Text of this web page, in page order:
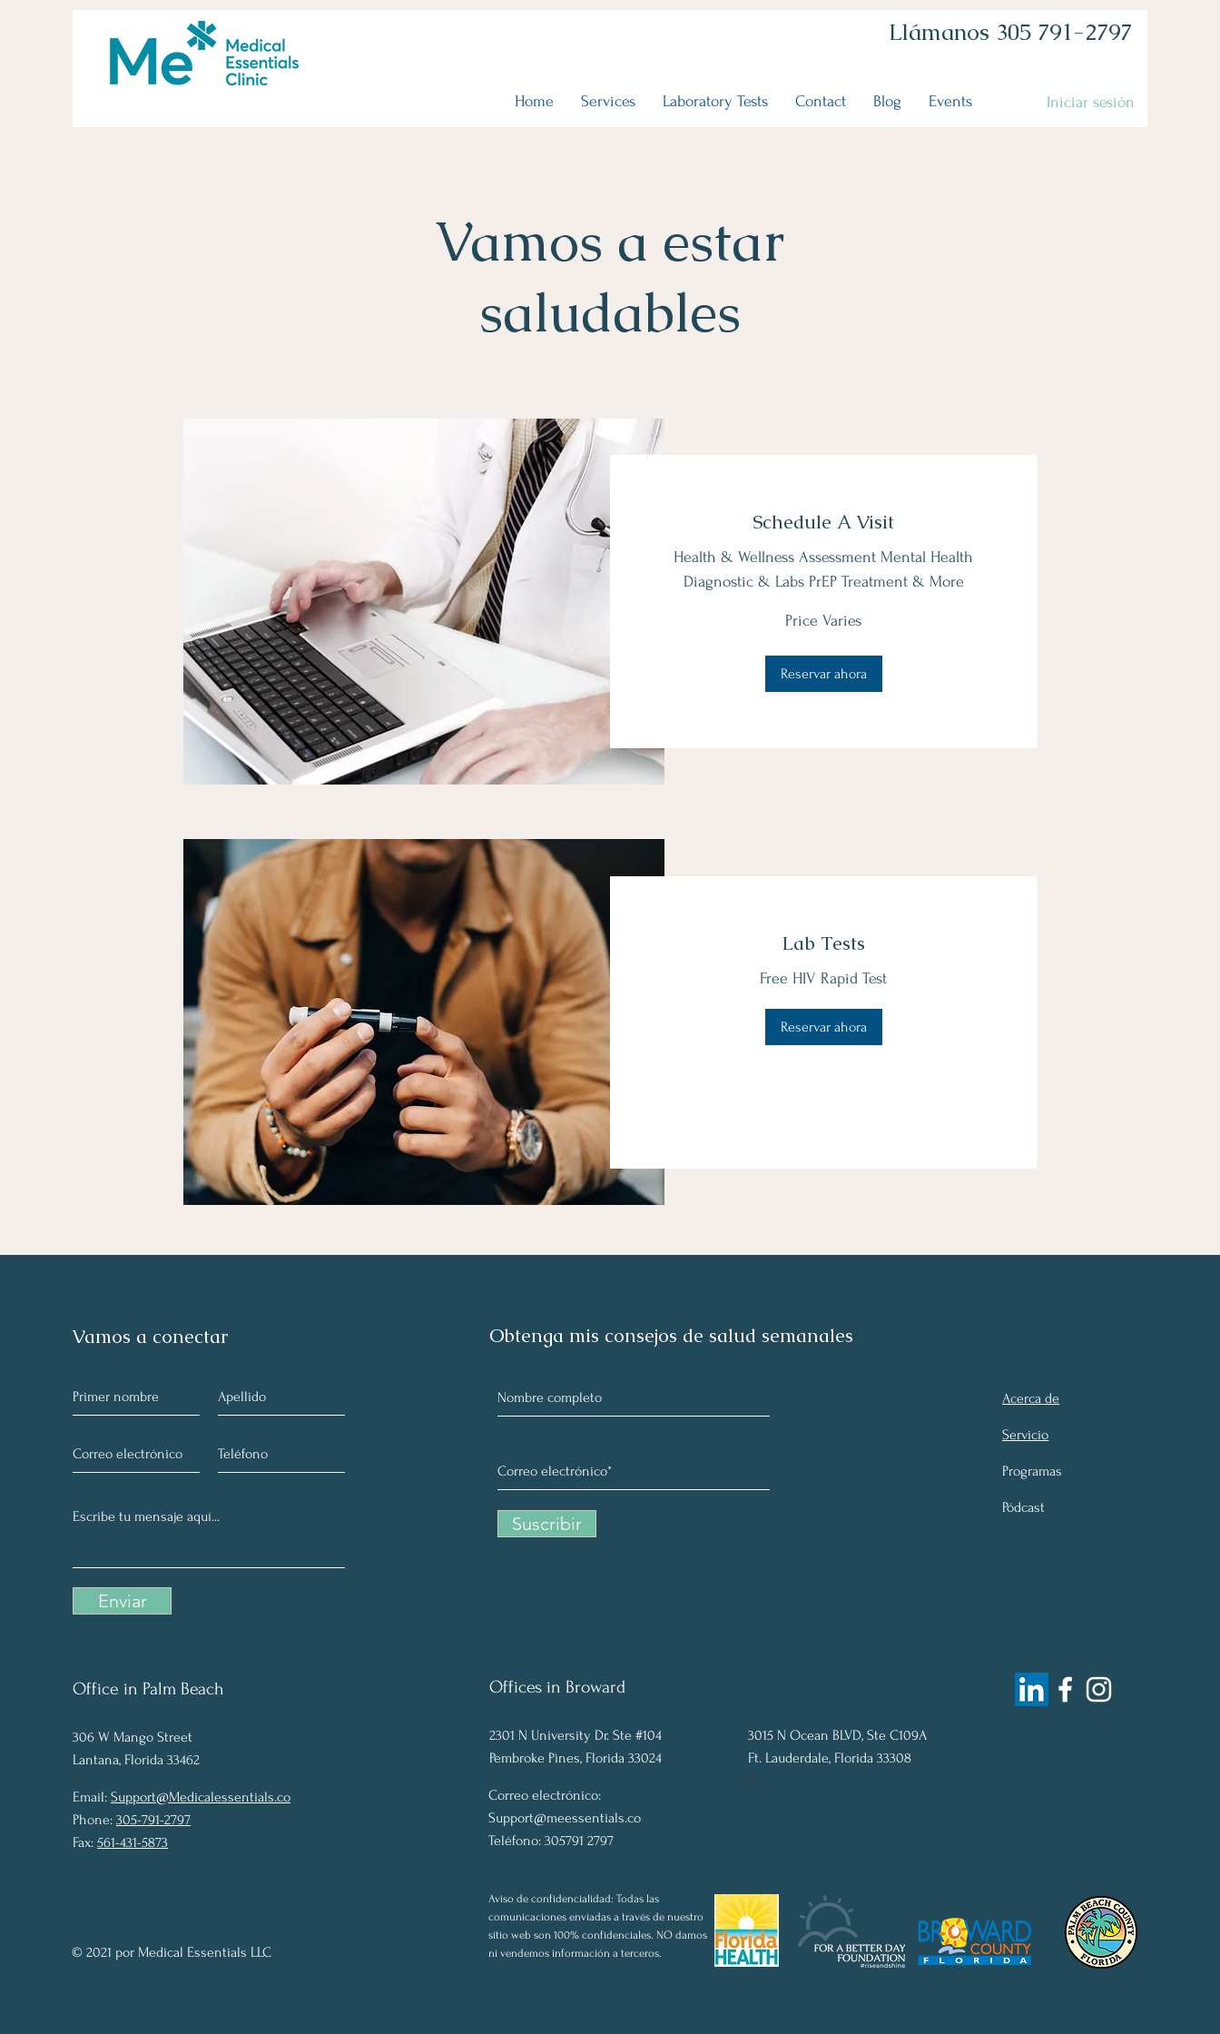
Llámanos 305 791-2797
Home Services Laboratory Tests Contact Blog Events Iniciar sesión
Vamos a estar
saludables
Schedule A Visit
Health & Wellness Assessment Mental Health
Diagnostic & Labs PrEP Treatment & More
Price Varies
Reservar ahora
Lab Tests
Free HIV Rapid Test
Reservar ahora
Vamos a conectar
Enviar
Office in Palm Beach
306 W Mango Street
Lantana, Florida 33462
P
Email: Support@Medicalessentials.co
Phone: 305-791-2797
Fax: 561-431-5873
© 2021 por Medical Essentials LLC
Obtenga mis consejos de salud semanales
Suscribir
Offices in Broward
2301 N University Dr. Ste #104
Pembroke Pines, Florida 33024
P
Correo electrónico:
Support@meessentials.co
Teléfono: 305791 2797
Aviso de confidencialidad: Todas las
comunicaciones enviadas a través de nuestro
sitio web son 100% confidenciales. NO damos
ni vendemos información a terceros.
Acerca de
Servicio
Programas
Pódcast
3015 N Ocean BLVD, Ste C109A
Ft. Lauderdale, Florida 33308
P